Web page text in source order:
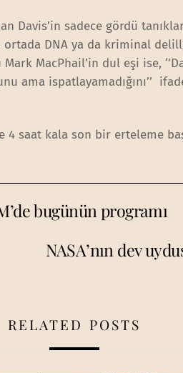
Davis’in sadece gördü
DNA ya da kriminal
MacPhail’in dul eşi ise,
ama ispatlayamadığını’’
4 saat kala son bir erteleme
bugünün programı
NASA’nın dev
RELATED POSTS